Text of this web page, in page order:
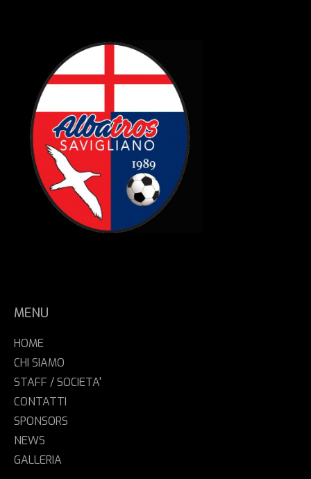
MENU
HOME
CHI SIAMO
STAFF / SOCIETA'
CONTATTI
SPONSORS
NEWS
GALLERIA